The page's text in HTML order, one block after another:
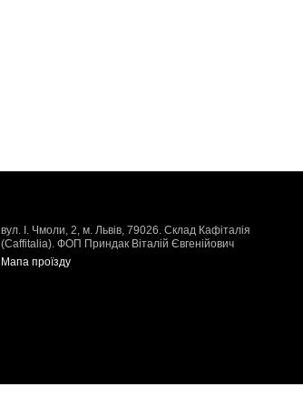
вул. І. Чмоли, 2, м. Львів, 79026. Склад Кафіталія
(Caffitalia). ФОП Приндак Віталій Євгенійович
Мапа проїзду